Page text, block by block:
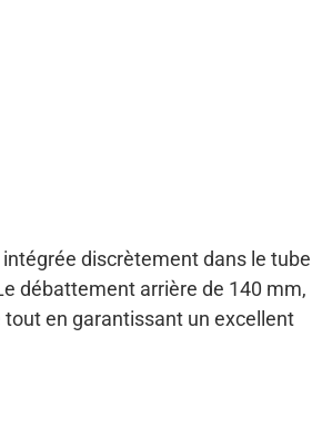
discrètement dans le tube
débattement arrière de 140 mm,
en garantissant un excellent